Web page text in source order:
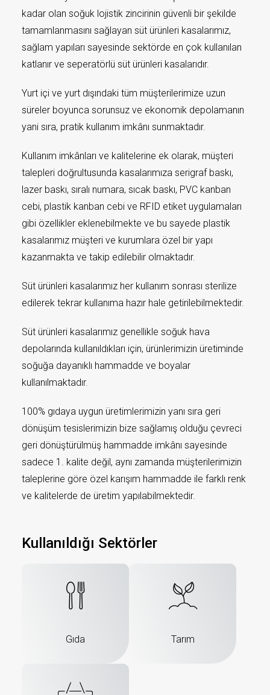
kadar olan soğuk lojistik zincirinin güvenli bir şekilde
tamamlanmasını sağlayan süt ürünleri kasalarımız,
sağlam yapıları sayesinde sektörde en çok kullanılan
katlanır ve seperatörlü süt ürünleri kasalarıdır.
Yurt içi ve yurt dışındaki tüm müşterilerimize uzun
süreler boyunca sorunsuz ve ekonomik depolamanın
yani sıra, pratik kullanım imkânı sunmaktadır.
Kullanım imkânları ve kalitelerine ek olarak, müşteri
talepleri doğrultusunda kasalarımıza serigraf baskı,
lazer baskı, sıralı numara, sıcak baskı, PVC kanban
cebi, plastik kanban cebi ve RFID etiket uygulamaları
gibi özellikler eklenebilmekte ve bu sayede plastik
kasalarımız müşteri ve kurumlara özel bir yapı
kazanmakta ve takip edilebilir olmaktadır.
Süt ürünleri kasalarımız her kullanım sonrası sterilize
edilerek tekrar kullanıma hazır hale getirilebilmektedir.
Süt ürünleri kasalarımız genellikle soğuk hava
depolarında kullanıldıkları için, ürünlerimizin üretiminde
soğuğa dayanıklı hammadde ve boyalar
kullanılmaktadır.
100% gıdaya uygun üretimlerimizin yanı sıra geri
dönüşüm tesislerimizin bize sağlamış olduğu çevreci
geri dönüştürülmüş hammadde imkânı sayesinde
sadece 1. kalite değil, aynı zamanda müşterilerimizin
taleplerine göre özel karışım hammadde ile farklı renk
ve kalitelerde de üretim yapılabilmektedir.
Kullanıldığı Sektörler
Gıda Tarım